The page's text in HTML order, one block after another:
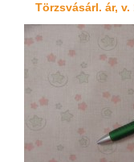
Törzsvásárl. ár,